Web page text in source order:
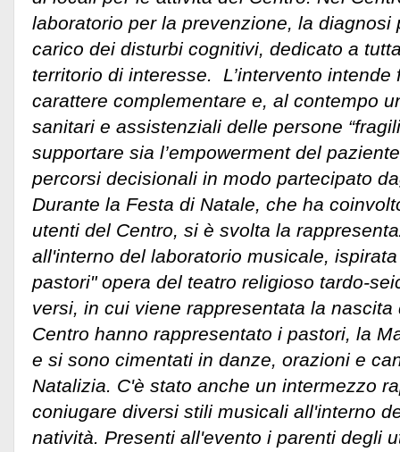
laboratorio per la prevenzione, la diagnosi
carico dei disturbi cognitivi, dedicato a
territorio di interesse. L’intervento intende
carattere complementare e, al contempo
sanitari e assistenziali delle persone
supportare sia l’empowerment del
percorsi decisionali in modo partecipato
Durante la Festa di Natale, che ha
utenti del Centro, si è svolta la
all'interno del laboratorio musicale,
pastori" opera del teatro religioso tardo-
versi, in cui viene rappresentata la
Centro hanno rappresentato i pastori, la
e si sono cimentati in danze, orazioni e
Natalizia. C'è stato anche un intermezzo
coniugare diversi stili musicali all'interno
natività. Presenti all'evento i parenti degli